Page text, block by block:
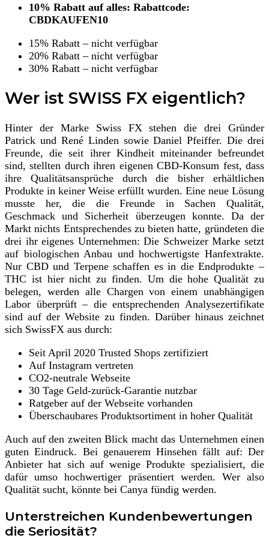
10% Rabatt auf alles: Rabattcode:
CBDKAUFEN10
15% Rabatt – nicht verfügbar
20% Rabatt – nicht verfügbar
30% Rabatt – nicht verfügbar
Wer ist SWISS FX eigentlich?
Hinter der Marke Swiss FX stehen die drei Gründer
Patrick und René Linden sowie Daniel Pfeiffer. Die drei
Freunde, die seit ihrer Kindheit miteinander befreundet
sind, stellten durch ihren eigenen CBD-Konsum fest, dass
ihre Qualitätsansprüche durch die bisher erhältlichen
Produkte in keiner Weise erfüllt wurden. Eine neue Lösung
musste her, die die Freunde in Sachen Qualität,
Geschmack und Sicherheit überzeugen konnte. Da der
Markt nichts Entsprechendes zu bieten hatte, gründeten die
drei ihr eigenes Unternehmen: Die Schweizer Marke setzt
auf biologischen Anbau und hochwertigste Hanfextrakte.
Nur CBD und Terpene schaffen es in die Endprodukte –
THC ist hier nicht zu finden. Um die hohe Qualität zu
belegen, werden alle Chargen von einem unabhängigen
Labor überprüft – die entsprechenden Analysezertifikate
sind auf der Website zu finden. Darüber hinaus zeichnet
sich SwissFX aus durch:
Seit April 2020 Trusted Shops zertifiziert
Auf Instagram vertreten
CO2-neutrale Webseite
30 Tage Geld-zurück-Garantie nutzbar
Ratgeber auf der Webseite vorhanden
Überschaubares Produktsortiment in hoher Qualität
Auch auf den zweiten Blick macht das Unternehmen einen
guten Eindruck. Bei genauerem Hinsehen fällt auf: Der
Anbieter hat sich auf wenige Produkte spezialisiert, die
dafür umso hochwertiger präsentiert werden. Wer also
Qualität sucht, könnte bei Canya fündig werden.
Unterstreichen Kundenbewertungen
die Seriosität?